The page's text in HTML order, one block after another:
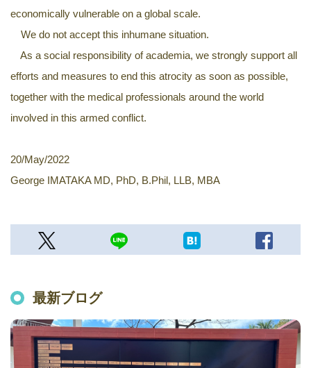
economically vulnerable on a global scale.
We do not accept this inhumane situation.
As a social responsibility of academia, we strongly support all
efforts and measures to end this atrocity as soon as possible,
together with the medical professionals around the world
involved in this armed conflict.
20/May/2022
George IMATAKA MD, PhD, B.Phil, LLB, MBA
最新ブログ